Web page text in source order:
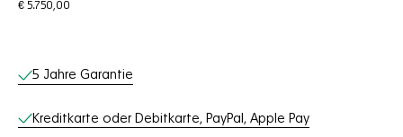
€ 5.750,00
Online-Services
5 Jahre Garantie
Kreditkarte oder Debitkarte, PayPal, Apple Pay